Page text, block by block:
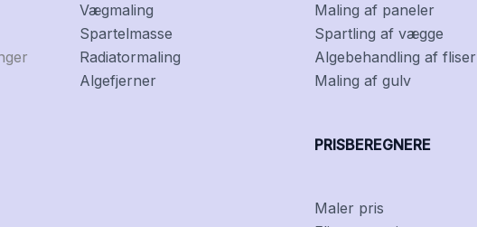
Vægmaling
Spartelmasse
Radiatormaling
Algefjerner
Maling af paneler
Spartling af vægge
Algebehandling af fliser
Maling af gulv
PRISBEREGNERE
Maler pris